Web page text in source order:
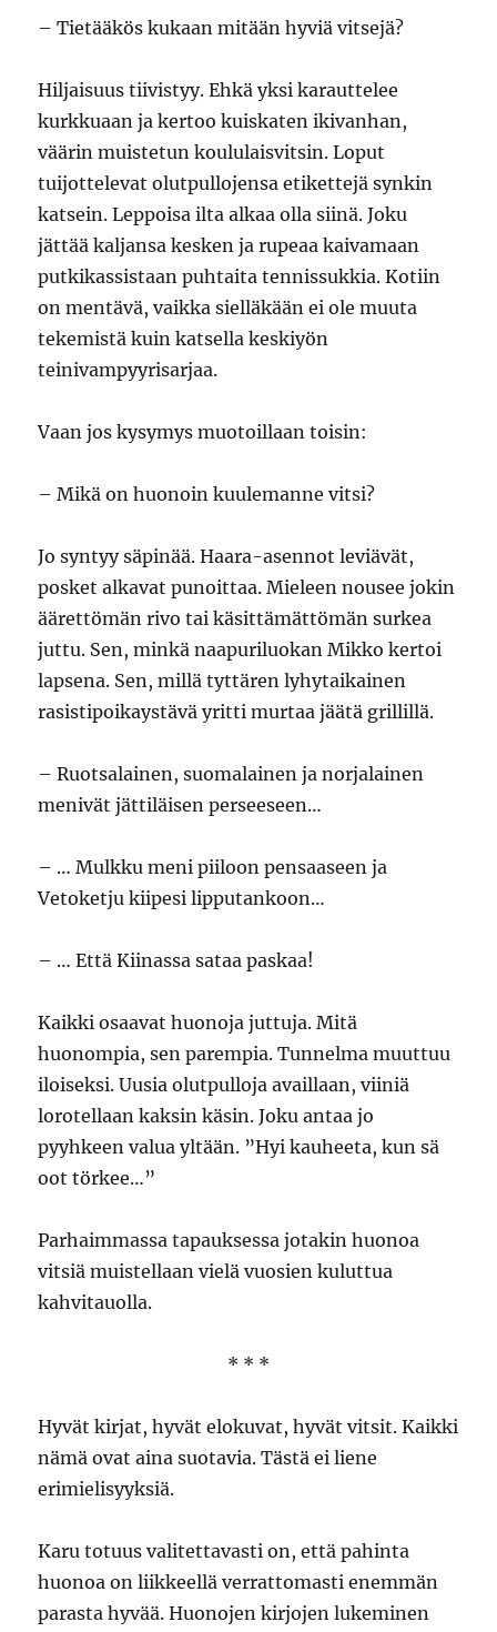
– Tietääkös kukaan mitään hyviä vitsejä?
Hiljaisuus tiivistyy. Ehkä yksi karauttelee
kurkkuaan ja kertoo kuiskaten ikivanhan,
väärin muistetun koululaisvitsin. Loput
tuijottelevat olutpullojensa etikettejä synkin
katsein. Leppoisa ilta alkaa olla siinä. Joku
jättää kaljansa kesken ja rupeaa kaivamaan
putkikassistaan puhtaita tennissukkia. Kotiin
on mentävä, vaikka sielläkään ei ole muuta
tekemistä kuin katsella keskiyön
teinivampyyrisarjaa.
Vaan jos kysymys muotoillaan toisin:
– Mikä on huonoin kuulemanne vitsi?
Jo syntyy säpinää. Haara-asennot leviävät,
posket alkavat punoittaa. Mieleen nousee jokin
äärettömän rivo tai käsittämättömän surkea
juttu. Sen, minkä naapuriluokan Mikko kertoi
lapsena. Sen, millä tyttären lyhytaikainen
rasistipoikaystävä yritti murtaa jäätä grillillä.
– Ruotsalainen, suomalainen ja norjalainen
menivät jättiläisen perseeseen…
– … Mulkku meni piiloon pensaaseen ja
Vetoketju kiipesi lipputankoon…
– … Että Kiinassa sataa paskaa!
Kaikki osaavat huonoja juttuja. Mitä
huonompia, sen parempia. Tunnelma muuttuu
iloiseksi. Uusia olutpulloja availlaan, viiniä
lorotellaan kaksin käsin. Joku antaa jo
pyyhkeen valua yltään. ”Hyi kauheeta, kun sä
oot törkee…”
Parhaimmassa tapauksessa jotakin huonoa
vitsiä muistellaan vielä vuosien kuluttua
kahvitauolla.
* * *
Hyvät kirjat, hyvät elokuvat, hyvät vitsit. Kaikki
nämä ovat aina suotavia. Tästä ei liene
erimielisyyksiä.
Karu totuus valitettavasti on, että pahinta
huonoa on liikkeellä verrattomasti enemmän
parasta hyvää. Huonojen kirjojen lukeminen